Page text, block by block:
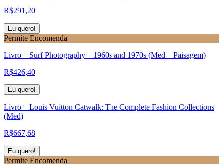
R$291,20
Eu quero!
Permite Encomenda
Livro – Surf Photography – 1960s and 1970s (Med – Paisagem)
R$426,40
Eu quero!
Livro – Louis Vuitton Catwalk: The Complete Fashion Collections
(Med)
R$667,68
Eu quero!
Permite Encomenda